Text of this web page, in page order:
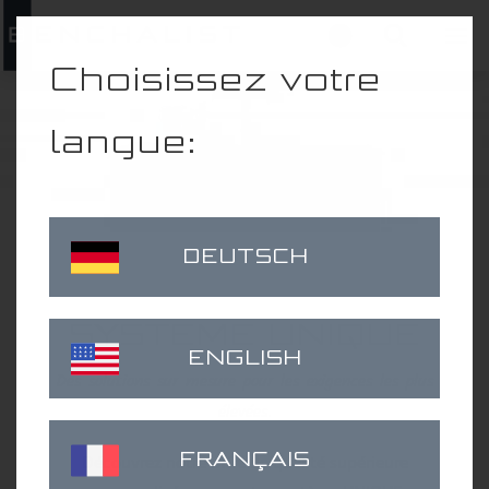
02
Orfèvrerie
Tables de tonneau
Postes de travail en salle blanche
Systèmes de tables multiples
Accessoires
Voir tous les produits
SYSTEME UNIQUE
Des solutions sur mesure pour les exigences les plus
Découvrez notre offre de qualité supérieure
Choisissez votre
langue:
DEUTSCH
ENGLISH
FRANÇAIS